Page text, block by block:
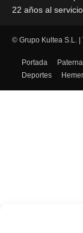
22 años al
© Grupo Kultea S.L. |
Portada Paterna
Deportes